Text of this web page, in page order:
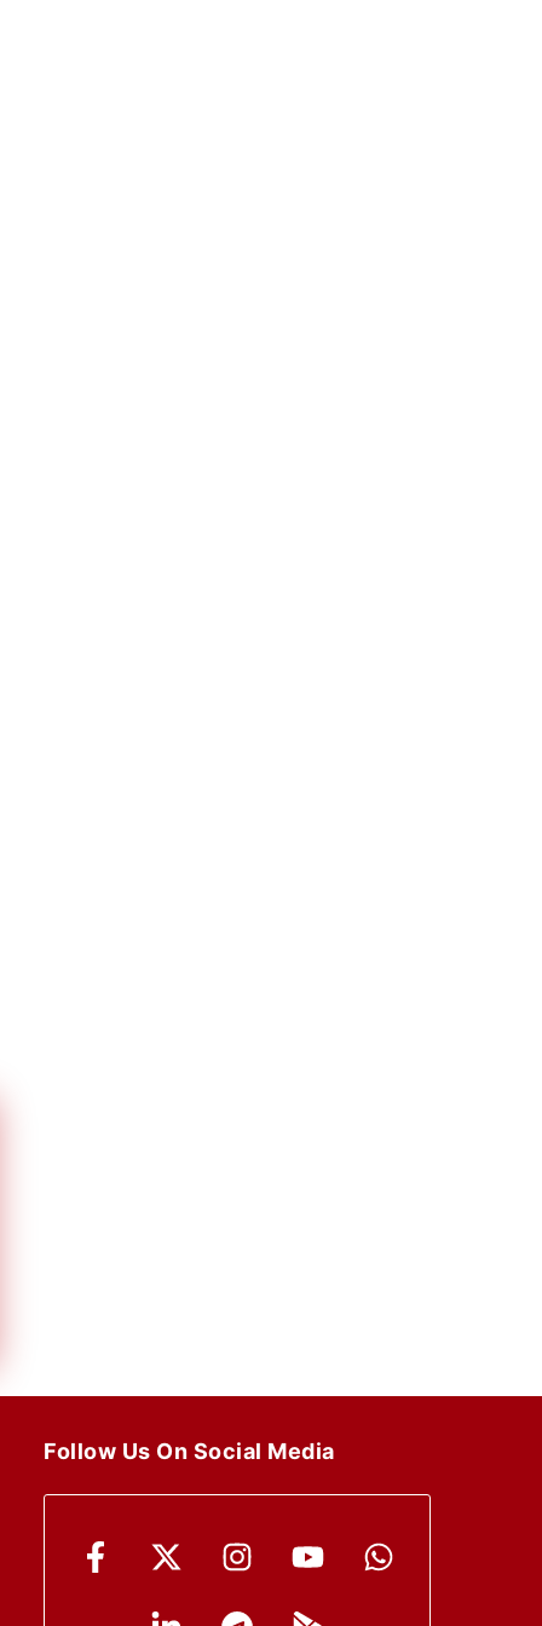
Follow Us On Social Media